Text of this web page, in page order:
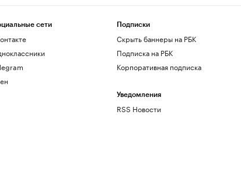
сети Подписки
Скрыть баннеры на РБК
Подписка на РБК
Корпоративная подписка
Уведомления
RSS Новости